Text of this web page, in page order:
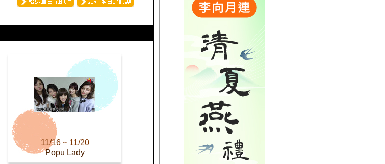
11/16 ~ 11/20
Popu Lady
【HitFm正在進行】
(宜蘭)
(宜蘭)POP 大國民-錢毅
【HitFm正在進行】
不累DJ-Bibi趙之璧
(花東)POP 大國民-錢毅